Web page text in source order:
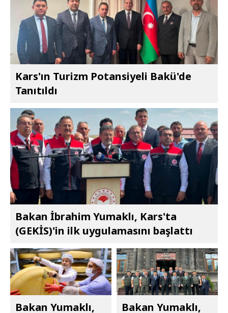
Kars'ın Turizm Potansiyeli Bakü'de
Tanıtıldı
Bakan İbrahim Yumaklı, Kars'ta
(GEKİS)'in ilk uygulamasını başlattı
Bakan Yumaklı, Bakan Yumaklı,